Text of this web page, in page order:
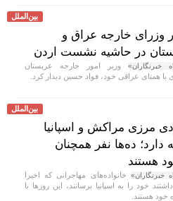
بین‌الملل
وزرای خارجه عراق و
در حاشیه نشست اردن
خبرنگاران» وزیر امور خارجه عربستان
همتای عراقی خود، فواد حسین دیدار کرد.
بین‌الملل
مرزی مراکش و اسپانیا
دارد؛ ده‌ها نفر همچنان
هستند
خبرنگاران» خانواده‌های مهاجرانی که اخیرا
خود را به اسپانیا برسانند، این روز‌ها با
خود هستند.